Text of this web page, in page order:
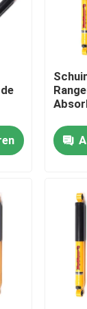
ons op
de schuimcel